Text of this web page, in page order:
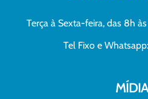
Terça à Sexta-feira, das 8h
Tel Fixo e